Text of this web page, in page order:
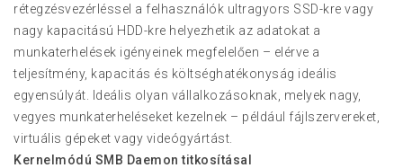
rétegzésvezérléssel a felhasználók ultragyors SSD-kre vagy
nagy kapacitású HDD-kre helyezhetik az adatokat a
munkaterhelések igényeinek megfelelően – elérve a
teljesítmény, kapacitás és költséghatékonyság ideális
egyensúlyát. Ideális olyan vállalkozásoknak, melyek nagy,
vegyes munkaterheléseket kezelnek – például fájlszervereket,
virtuális gépeket vagy videógyártást.
Kernelmódú SMB Daemon titkosításal